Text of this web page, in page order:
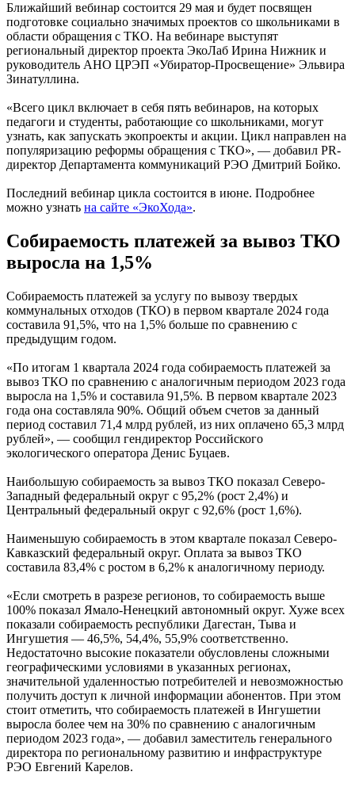
Ближайший вебинар состоится 29 мая и будет посвящен
подготовке социально значимых проектов со школьниками в
области обращения с ТКО. На вебинаре выступят
региональный директор проекта ЭкоЛаб Ирина Нижник и
руководитель АНО ЦРЭП «Убиратор-Просвещение» Эльвира
Зинатуллина.
«Всего цикл включает в себя пять вебинаров, на которых
педагоги и студенты, работающие со школьниками, могут
узнать, как запускать экопроекты и акции. Цикл направлен на
популяризацию реформы обращения с ТКО», — добавил PR-
директор Департамента коммуникаций РЭО Дмитрий Бойко.
Последний вебинар цикла состоится в июне. Подробнее
можно узнать на сайте «ЭкоХода».
Собираемость платежей за вывоз ТКО
выросла на 1,5%
Собираемость платежей за услугу по вывозу твердых
коммунальных отходов (ТКО) в первом квартале 2024 года
составила 91,5%, что на 1,5% больше по сравнению с
предыдущим годом.
«По итогам 1 квартала 2024 года собираемость платежей за
вывоз ТКО по сравнению с аналогичным периодом 2023 года
выросла на 1,5% и составила 91,5%. В первом квартале 2023
года она составляла 90%. Общий объем счетов за данный
период составил 71,4 млрд рублей, из них оплачено 65,3 млрд
рублей», — сообщил гендиректор Российского
экологического оператора Денис Буцаев.
Наибольшую собираемость за вывоз ТКО показал Северо-
Западный федеральный округ с 95,2% (рост 2,4%) и
Центральный федеральный округ с 92,6% (рост 1,6%).
Наименьшую собираемость в этом квартале показал Северо-
Кавказский федеральный округ. Оплата за вывоз ТКО
составила 83,4% с ростом в 6,2% к аналогичному периоду.
«Если смотреть в разрезе регионов, то собираемость выше
100% показал Ямало-Ненецкий автономный округ. Хуже всех
показали собираемость республики Дагестан, Тыва и
Ингушетия — 46,5%, 54,4%, 55,9% соответственно.
Недостаточно высокие показатели обусловлены сложными
географическими условиями в указанных регионах,
значительной удаленностью потребителей и невозможностью
получить доступ к личной информации абонентов. При этом
стоит отметить, что собираемость платежей в Ингушетии
выросла более чем на 30% по сравнению с аналогичным
периодом 2023 года», — добавил заместитель генерального
директора по региональному развитию и инфраструктуре
РЭО Евгений Карелов.